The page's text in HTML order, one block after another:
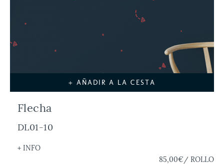
+ AÑADIR A LA CESTA
Flecha
DL01-10
+ INFO
85,00€/ ROLLO